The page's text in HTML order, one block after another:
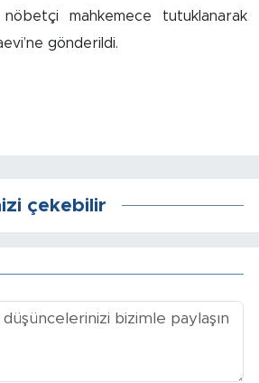
nöbetçi mahkemece tutuklanarak
gönderildi.
çekebilir